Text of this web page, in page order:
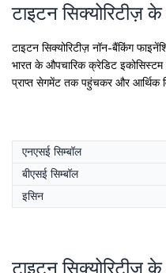
टाइटन सिक्योरिटीज़ के
टाइटन सिक्योरिटीज़ नॉन-बैंकिंग
भारत के औपचारिक क्रेडिट इकोसिस्टम
प्राप्त सेगमेंट तक पहुंचकर और आर्थिक
एनएसई सिम्बॉल
बीएसई सिम्बॉल
इसिन
टाइटन सिक्योरिटीज़